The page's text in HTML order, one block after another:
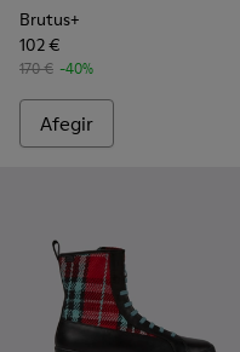
Brutus+
102 €
170 € -40%
Afegir